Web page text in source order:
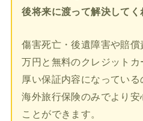
後将来に渡って解決してく
傷害死亡・後遺障害や賠
万円と無料のクレジット
厚い保証内容になっている
海外旅行保険のみでより安
ことができます。